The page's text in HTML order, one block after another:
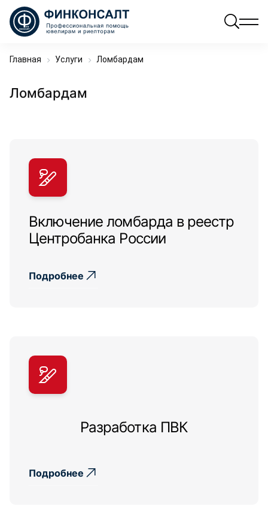
Главная Услуги Ломбардам
Ломбардам
Включение ломбарда в реестр
Центробанка России
Подробнее
Разработка ПВК
Подробнее